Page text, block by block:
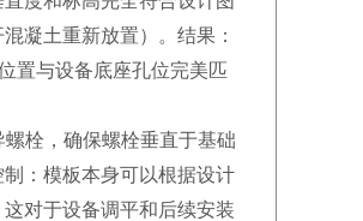
凝土重新放置）。结果：
置与设备底座孔位完美匹
栓，确保螺栓垂直于基础
：模板本身可以根据设计
对于设备调平和后续安装